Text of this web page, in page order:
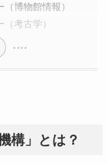
博物館情報）
考古学）
構」とは？